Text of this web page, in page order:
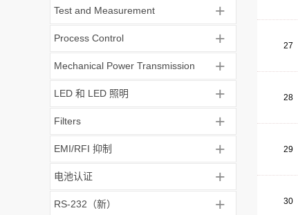
Test and Measurement +
Process Control +
Mechanical Power Transmission +
LED 和 LED 照明 +
Filters +
EMI/RFI 抑制 +
电池认证 +
RS-232（新） +
27
28
29
30